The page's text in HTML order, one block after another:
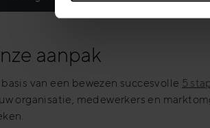
aanpak
van een bewezen succesvolle 5
organisatie, medewerkers en